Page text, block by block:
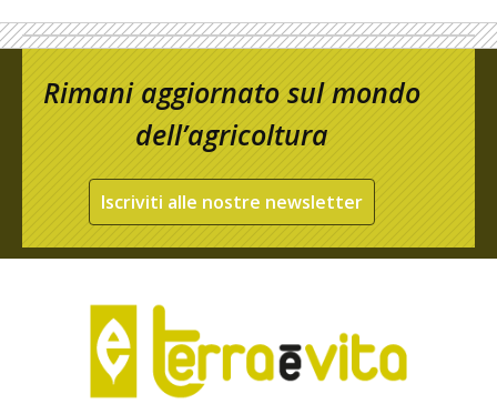
Rimani aggiornato sul mondo
dell’agricoltura
Iscriviti alle nostre newsletter